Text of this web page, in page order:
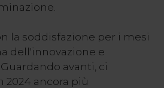
la soddisfazione per i mesi
dell'innovazione e
avanti, ci
2024 ancora più